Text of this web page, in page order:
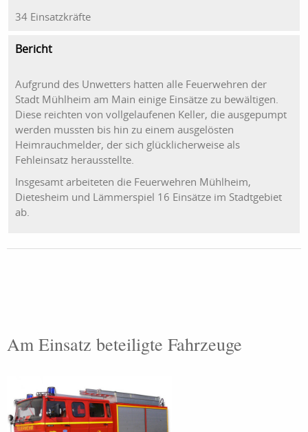
34 Einsatzkräfte
Bericht
Aufgrund des Unwetters hatten alle Feuerwehren der
Stadt Mühlheim am Main einige Einsätze zu bewältigen.
Diese reichten von vollgelaufenen Keller, die ausgepumpt
werden mussten bis hin zu einem ausgelösten
Heimrauchmelder, der sich glücklicherweise als
Fehleinsatz herausstellte.
Insgesamt arbeiteten die Feuerwehren Mühlheim,
Dietesheim und Lämmerspiel 16 Einsätze im Stadtgebiet
ab.
Am Einsatz beteiligte Fahrzeuge